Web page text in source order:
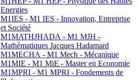
Energies
M1IES - M1 IES - Innovation, Entreprise
et Société
M1MATHJHADA - M1 MJH -
Mathématiques Jacques Hadamard
M1MECHA - M1 Mech - Mécanique
M1MIE - M1 MiE - Master en Economie
M1MPRI - M1 MPRI - Fondements de